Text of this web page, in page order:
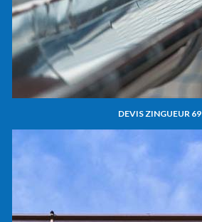
DEVIS ZINGUEUR 69